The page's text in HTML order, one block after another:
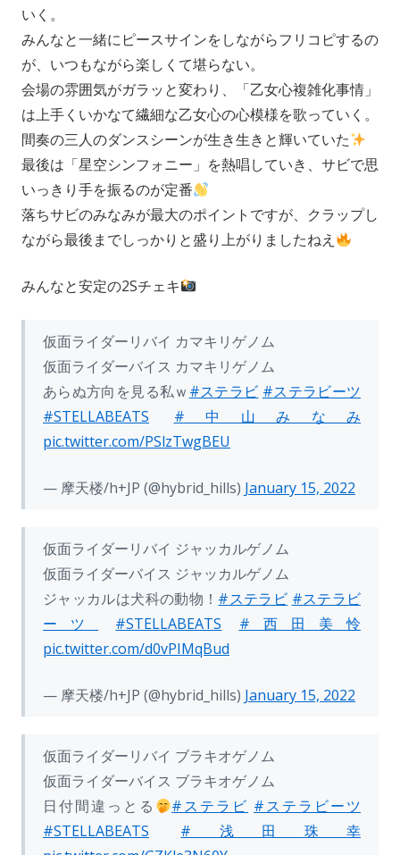
いく。
みんなと一緒にピースサインをしながらフリコピするの
が、いつもながら楽しくて堪らない。
会場の雰囲気がガラッと変わり、「乙女心複雑化事情」
は上手くいかなて繊細な乙女心の心模様を歌っていく。
間奏の三人のダンスシーンが生き生きと輝いていた
最後は「星空シンフォニー」を熱唱していき、サビで思
いっきり手を振るのが定番
落ちサビのみなみが最大のポイントですが、クラップし
ながら最後までしっかりと盛り上がりましたねえ
みんなと安定の2Sチェキ
仮面ライダーリバイ カマキリゲノム
仮面ライダーバイス カマキリゲノム
あらぬ方向を見る私ｗ #ステラビ #ステラビーツ
#STELLABEATS
#中山みなみ
pic.twitter.com/PSlzTwgBEU
— 摩天楼/h+JP (@hybrid_hills) January 15, 2022
仮面ライダーリバイ ジャッカルゲノム
仮面ライダーバイス ジャッカルゲノム
ジャッカルは犬科の動物！ #ステラビ #ステラビ
ーツ
#STELLABEATS
#西田美怜
pic.twitter.com/d0vPIMqBud
— 摩天楼/h+JP (@hybrid_hills) January 15, 2022
仮面ライダーリバイ ブラキオゲノム
仮面ライダーバイス ブラキオゲノム
日付間違っとる
#ステラビ #ステラビーツ
#STELLABEATS
#浅田珠幸